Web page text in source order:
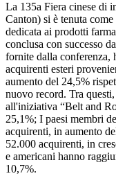
La 135a Fiera cinese di
Canton) si è tenuta
dedicata ai prodotti
conclusa con successo
fornite dalla conferenza,
acquirenti esteri
aumento del 24,5%
nuovo record. Tra
all'iniziativa “Belt and
25,1%; I paesi membri
acquirenti, in aumento
52.000 acquirenti, in
e americani hanno
10,7%.